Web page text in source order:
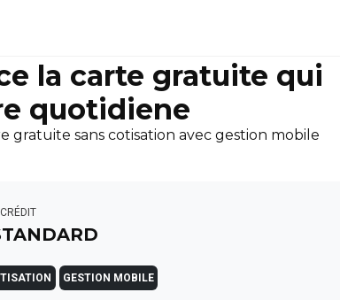
la carte gratuite qui
quotidiene
gratuite sans cotisation avec gestion mobile
GESTION MOBILE